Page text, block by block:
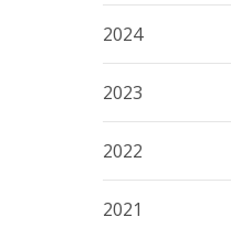
2024
2023
2022
2021